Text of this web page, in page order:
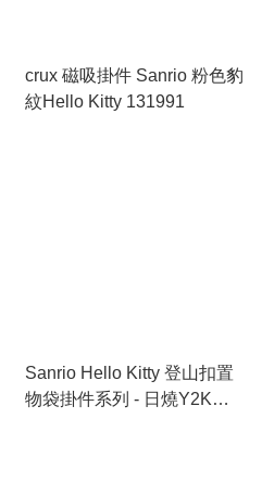
crux 磁吸掛件 Sanrio 粉色豹
紋Hello Kitty 131991
Sanrio Hello Kitty 登山扣置
物袋掛件系列 - 日燒Y2K藍